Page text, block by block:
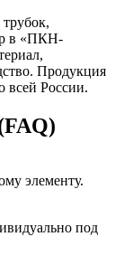
в «ПКН-
Продукция
всей России.
элементу.
под